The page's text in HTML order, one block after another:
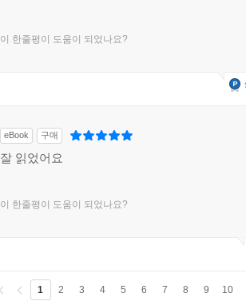
이 한줄평이 도움이 되었나요?
eBook 구매
잘 읽었어요
이 한줄평이 도움이 되었나요?
1 2 3 4 5 6 7 8 9 10